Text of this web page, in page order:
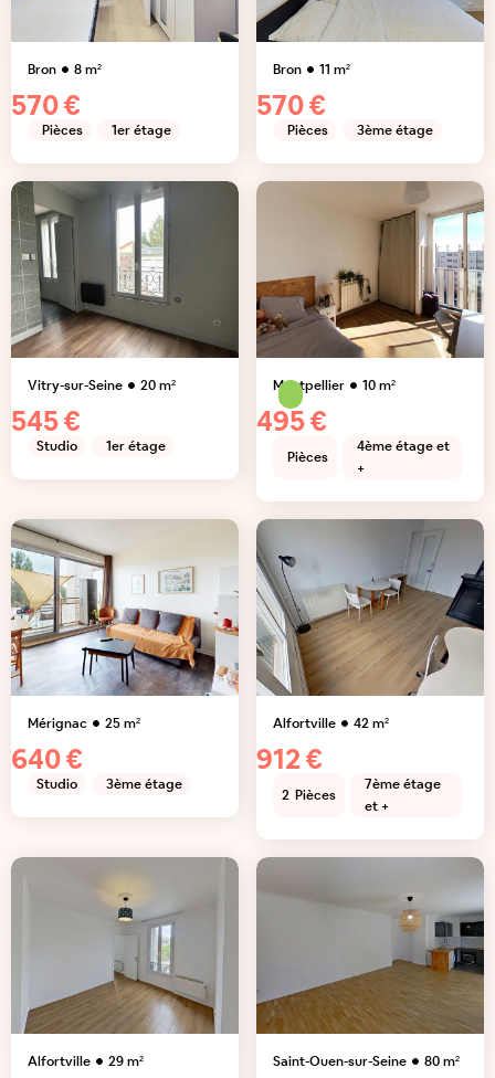
Bron 8m²
570 €
Pièces 1er étage
Bron 11 m²
570 €
Pièces 3ème étage
Vitry-sur-Seine 20m²
545 €
Studio 1er étage
Montpellier 10m²
495 €
Pièces
4ème étage et
+
Mérignac 25m²
640 €
Studio 3ème étage
Alfortville 42m²
912 €
2 Pièces
7ème étage
et +
Alfortville 29m² Saint-Ouen-sur-Seine 80m²